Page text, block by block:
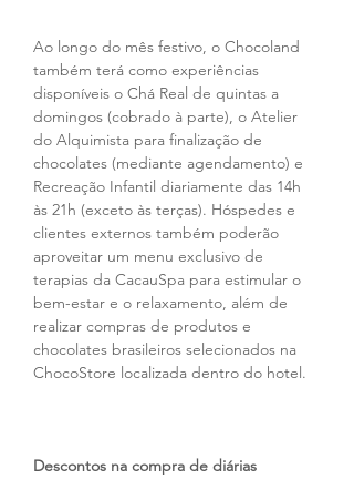
Ao longo do mês festivo, o Chocoland
também terá como experiências
disponíveis o Chá Real de quintas a
domingos (cobrado à parte), o Atelier
do Alquimista para finalização de
chocolates (mediante agendamento) e
Recreação Infantil diariamente das 14h
às 21h (exceto às terças). Hóspedes e
clientes externos também poderão
aproveitar um menu exclusivo de
terapias da CacauSpa para estimular o
bem-estar e o relaxamento, além de
realizar compras de produtos e
chocolates brasileiros selecionados na
ChocoStore localizada dentro do hotel.
Descontos na compra de diárias